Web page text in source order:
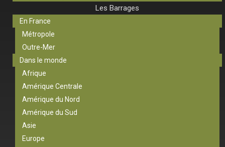
Les Barrages
En France
Métropole
Outre-Mer
Dans le monde
Afrique
Amérique Centrale
Amérique du Nord
Amérique du Sud
Asie
Europe